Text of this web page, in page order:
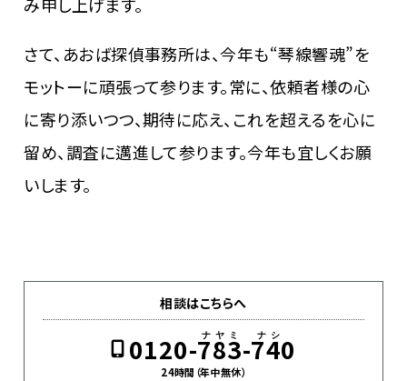
み申し上げます。
さて、あおば探偵事務所は、今年も“琴線響魂”を
モットーに頑張って参ります。常に、依頼者様の心
に寄り添いつつ、期待に応え、これを超えるを心に
留め、調査に邁進して参ります。今年も宜しくお願
いします。
相談はこちらへ
0120-783-740
24時間（年中無休）